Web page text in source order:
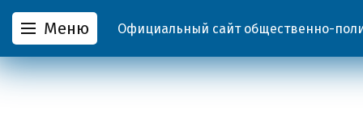
Меню Официальный сайт общественно-